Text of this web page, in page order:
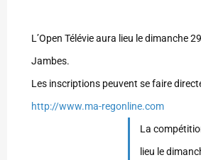
L’Open Télévie aura lieu le dimanche
Jambes.
Les inscriptions peuvent se faire
http://www.ma-regonline.com
La
lieu le